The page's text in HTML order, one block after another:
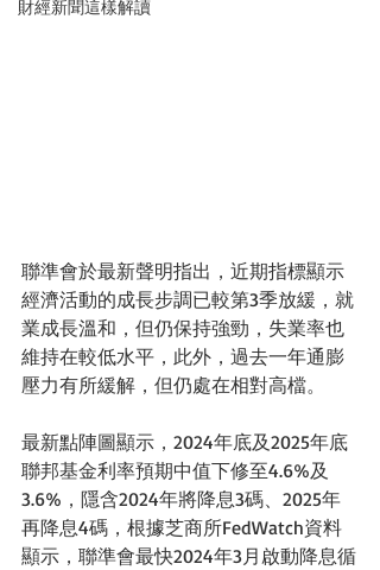
財經新聞這樣解讀
聯準會於最新聲明指出，近期指標顯示
經濟活動的成長步調已較第3季放緩，就
業成長溫和，但仍保持強勁，失業率也
維持在較低水平，此外，過去一年通膨
壓力有所緩解，但仍處在相對高檔。
最新點陣圖顯示，2024年底及2025年底
聯邦基金利率預期中值下修至4.6%及
3.6%，隱含2024年將降息3碼、2025年
再降息4碼，根據芝商所FedWatch資料
顯示，聯準會最快2024年3月啟動降息循